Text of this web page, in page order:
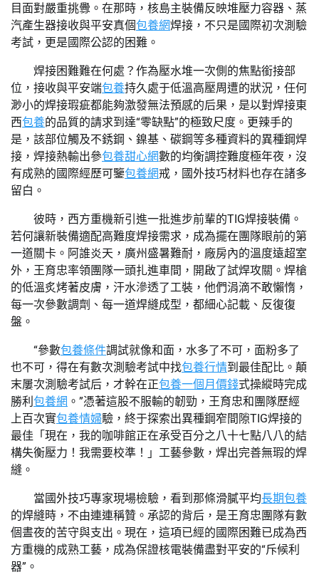
目面對嚴重挑釁。在那時，核島主裝備反映堆壓力容器、蒸
汽產生器接收與平安真個包養網焊接，不只是國際初次測驗
考試，更是國際公認的困難。
焊接困難難在何處？作為壓水堆一次側的焦點銜接部
位，接收與平安端包養持久處于低溫高壓周遭的狀況，任何
渺小的焊接瑕疵都能夠激發無法預感的后果，是以對焊接東
西包養的品質的請求到達“零缺點”的極致尺度。更辣手的
是，該部位觸及不銹鋼、鎳基、碳鋼等多種資料的異種鋼焊
接，焊接熱輸出參包養甜心網數的均衡調控難度極年夜，沒
有成熟的國際經歷可鑒包養網戒，國外技巧材料也存在諸多
留白。
彼時，西方重機新引進一批進步前輩的TIG焊接裝備。
若何讓新裝備適配高難度焊接需求，成為擺在團隊眼前的第
一道關卡。阿誰炎天，廣州盛暑難耐，廠房內的溫度遠超室
外，王育忠率領團隊一頭扎進車間，開啟了試焊攻關。焊槍
的低溫炙烤著皮膚，汗水滲透了工裝，他們涓滴不敢懶惰，
每一次參數調劑、每一道焊縫成型，都細心記載、反復復
盤。
“參數包養條件調試就像和面，水多了不可，面粉多了
也不可，得在有數次測驗考試中找包養行情到最佳配比。顛
末屢次測驗考試后，才幹在正包養一個月價錢式操縱時完成
勝利 包養網 。”憑著這股不服輸的韌勁，王育忠和團隊歷經
上百次實包養情婦驗，終于探索出異種鋼窄間隙TIG焊接的
最佳「現在，我的咖啡館正在承受百分之八十七點八八的結
構失衡壓力！我需要校準！」工藝參數，焊出完善無瑕的焊
縫。
當國外技巧專家現場檢驗，看到那條滑膩平均長期包養
的焊縫時，不由連連稱贊。承認的背后，是王育忠團隊有數
個晝夜的苦守與支出。現在，這項已經的國際困難已成為西
方重機的成熟工藝，成為保證核電裝備盡對平安的“斥候利
器”。